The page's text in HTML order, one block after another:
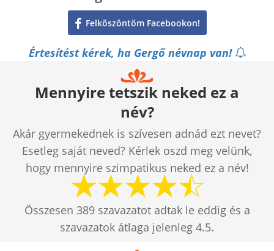
Felköszöntöm Facebookon!
Értesítést kérek, ha Gergő névnap van!
Mennyire tetszik neked ez a
név?
Akár gyermekednek is szívesen adnád ezt nevet?
Esetleg saját neved? Kérlek oszd meg velünk,
hogy mennyire szimpatikus neked ez a név!
Összesen 389szavazatot adtak le eddig és a
szavazatok átlaga jelenleg 4.5.